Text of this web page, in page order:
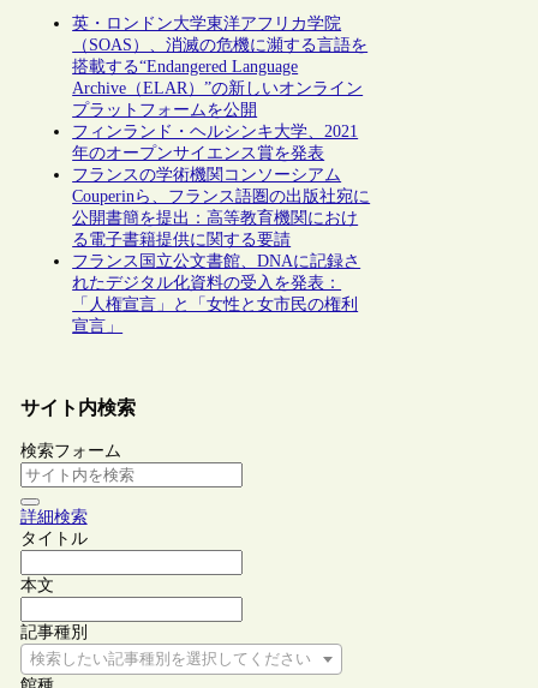
英・ロンドン大学東洋アフリカ学院
（SOAS）、消滅の危機に瀕する言語を
搭載する“Endangered Language
Archive（ELAR）”の新しいオンライン
プラットフォームを公開
フィンランド・ヘルシンキ大学、2021
年のオープンサイエンス賞を発表
フランスの学術機関コンソーシアム
Couperinら、フランス語圏の出版社宛に
公開書簡を提出：高等教育機関におけ
る電子書籍提供に関する要請
フランス国立公文書館、DNAに記録さ
れたデジタル化資料の受入を発表：
「人権宣言」と「女性と女市民の権利
宣言」
サイト内検索
検索フォーム
詳細検索
タイトル
本文
記事種別
検索したい記事種別を選択してください